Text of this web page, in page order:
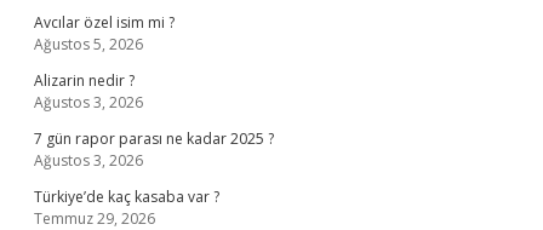
Avcılar özel isim mi ?
Ağustos 5, 2026
Alizarin nedir ?
Ağustos 3, 2026
7 gün rapor parası ne kadar 2025 ?
Ağustos 3, 2026
Türkiye’de kaç kasaba var ?
Temmuz 29, 2026